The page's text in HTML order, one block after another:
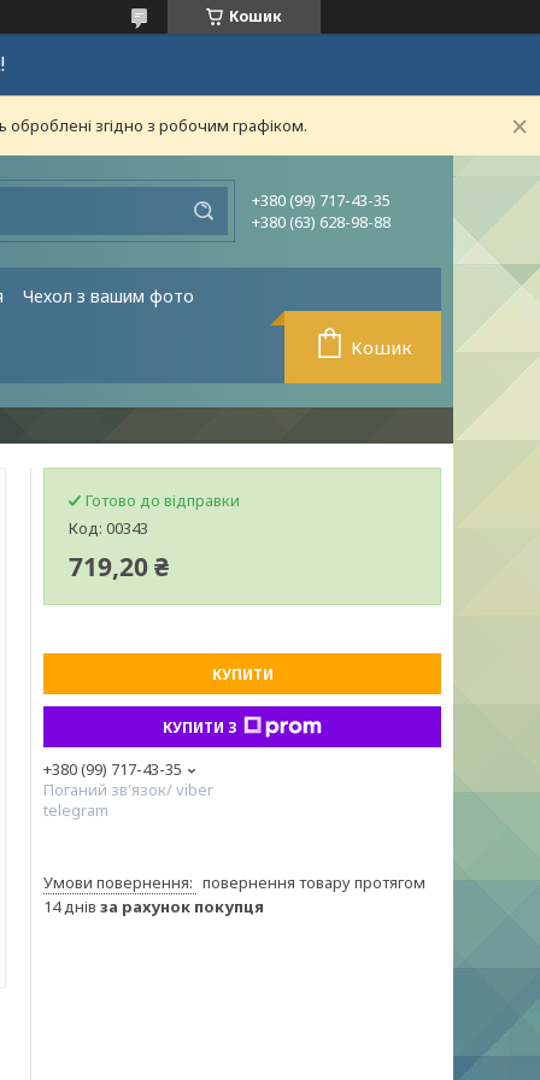
Кошик
згідно з робочим графіком.
+380 (99) 717-43-35
+380 (63) 628-98-88
Чехол з вашим фото
Кошик
Готово до відправки
Код: 00343
719,20 ₴
КУПИТИ
КУПИТИ З
+380 (99) 717-43-35
Поганий зв'язок/ viber
telegram
повернення товару протягом
14 днів за рахунок покупця